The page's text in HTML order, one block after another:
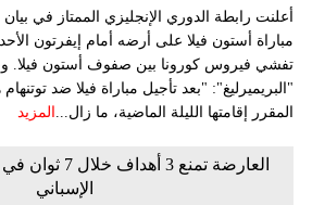
أعلنت رابطة الدوري الإنجليزي الممتاز في
مباراة أستون فيلا على أرضه أمام إيفرتون
تفشي فيروس كورونا بين صفوف أستون فيلا.
"البريميرليغ": "بعد تأجيل مباراة فيلا ضد
المقرر إقامتها الليلة الماضية، ما زال... المزيد
العارضة تمنع 3
الإسباني